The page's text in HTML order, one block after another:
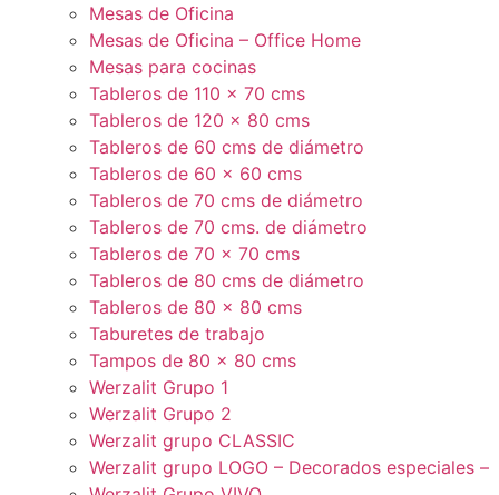
Mesas de Oficina
Mesas de Oficina – Office Home
Mesas para cocinas
Tableros de 110 x 70 cms
Tableros de 120 x 80 cms
Tableros de 60 cms de diámetro
Tableros de 60 x 60 cms
Tableros de 70 cms de diámetro
Tableros de 70 cms. de diámetro
Tableros de 70 x 70 cms
Tableros de 80 cms de diámetro
Tableros de 80 x 80 cms
Taburetes de trabajo
Tampos de 80 x 80 cms
Werzalit Grupo 1
Werzalit Grupo 2
Werzalit grupo CLASSIC
Werzalit grupo LOGO – Decorados especiales –